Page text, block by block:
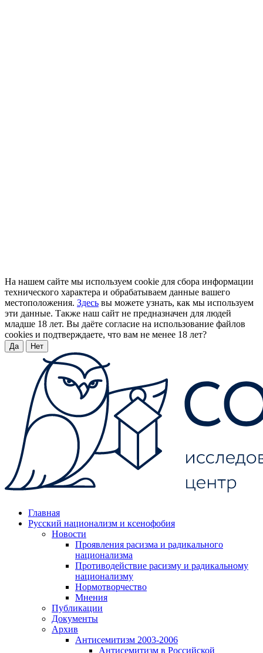
На нашем сайте мы используем cookie для сбора информации
технического характера и обрабатываем данные вашего
местоположения. Здесь вы можете узнать, как мы используем
эти данные. Также наш сайт не предназначен для людей
младше 18 лет. Вы даёте согласие на использование файлов
cookies и подтверждаете, что вам не менее 18 лет?
Да Нет
Главная
Русский национализм и ксенофобия
Новости
Проявления расизма и радикального
национализма
Противодействие расизму и радикальному
национализму
Нормотворчество
Мнения
Публикации
Документы
Архив
Антисемитизм 2003-2006
Антисемитизм в Российской